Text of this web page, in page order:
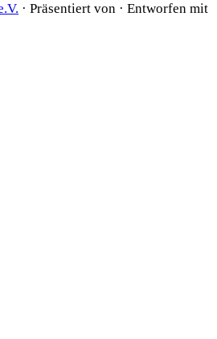
· Präsentiert von · Entworfen mit